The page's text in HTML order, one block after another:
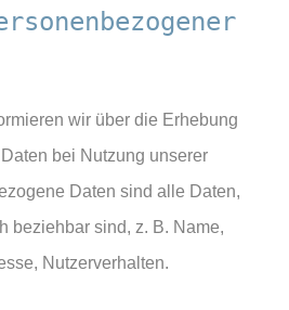
wir über die Erhebung
bei Nutzung unserer
Daten sind alle Daten,
beziehbar sind, z. B. Name,
Nutzerverhalten.